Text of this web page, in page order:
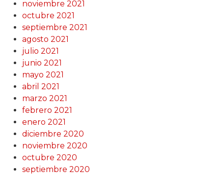
noviembre 2021
octubre 2021
septiembre 2021
agosto 2021
julio 2021
junio 2021
mayo 2021
abril 2021
marzo 2021
febrero 2021
enero 2021
diciembre 2020
noviembre 2020
octubre 2020
septiembre 2020